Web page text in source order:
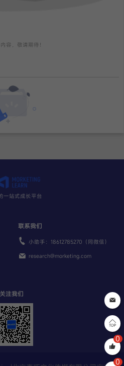
容，敬请期待！
一站式成长平台
联系我们
小助手：18612785270（同微信）
research@morketing.com
关注我们
0
0